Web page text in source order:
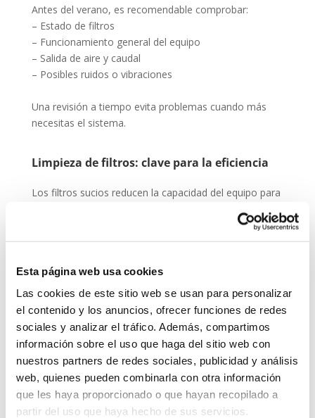
Esta página web usa cookies
Las cookies de este sitio web se usan para personalizar
el contenido y los anuncios, ofrecer funciones de redes
sociales y analizar el tráfico. Además, compartimos
información sobre el uso que haga del sitio web con
nuestros partners de redes sociales, publicidad y análisis
web, quienes pueden combinarla con otra información
que les haya proporcionado o que hayan recopilado a
partir del uso que haya hecho de sus servicios.
Antes del verano, es recomendable comprobar:
– Estado de filtros
– Funcionamiento general del equipo
– Salida de aire y caudal
– Posibles ruidos o vibraciones
Una revisión a tiempo evita problemas cuando más
necesitas el sistema.
Limpieza de filtros: clave para la eficiencia
Los filtros sucios reducen la capacidad del equipo para
Esto provoca:
– Menor rendimiento
– Peor calidad del aire
– Limpiar o sustituir los filtros mejora la eficiencia y el
confort en el espacio.
Comprobación del gas refrigerante
El gas refrigerante es esencial para el funcionamiento
del sistema. Si el nivel es bajo o hay fugas, el equipo